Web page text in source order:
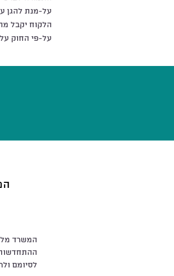
על-מנת להגן
הלקוח יקבל
על-פי החוק
המשרד
לסיומם